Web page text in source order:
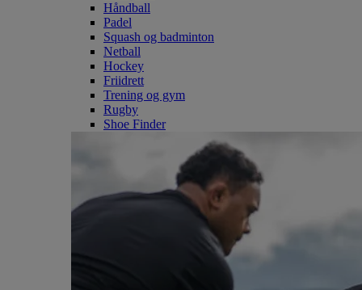
Håndball
Padel
Squash og badminton
Netball
Hockey
Friidrett
Trening og gym
Rugby
Shoe Finder